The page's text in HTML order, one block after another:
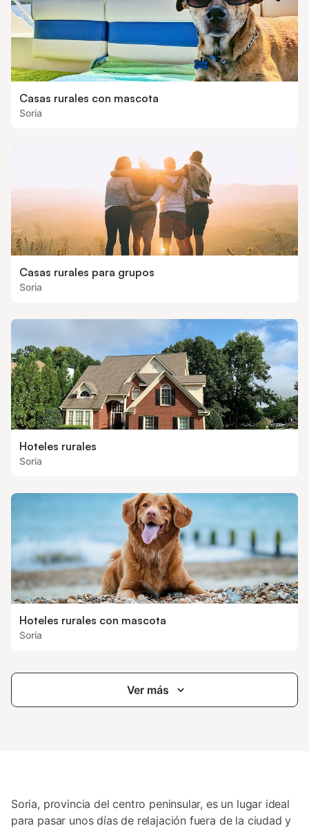
Casas rurales con mascota
Soria
Casas rurales para grupos
Soria
Hoteles rurales
Soria
Hoteles rurales con mascota
Soria
Ver más
Soria, provincia del centro peninsular, es un lugar ideal
para pasar unos días de relajación fuera de la ciudad y